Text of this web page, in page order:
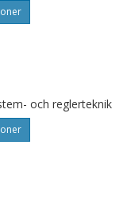
och reglerteknik